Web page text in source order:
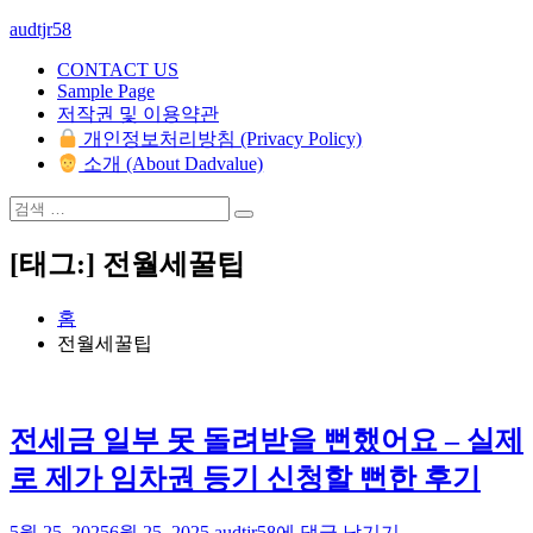
콘
기
audtjr58
CONTACT US
Sample Page
저작권 및 이용약관
개인정보처리방침 (Privacy Policy)
소개 (About Dadvalue)
검
검
[태그:] 전월세꿀팁
홈
전월세꿀팁
전세금 일부 못 돌려받을 뻔했어요 – 실제
로 제가 임차권 등기 신청할 뻔한 후기